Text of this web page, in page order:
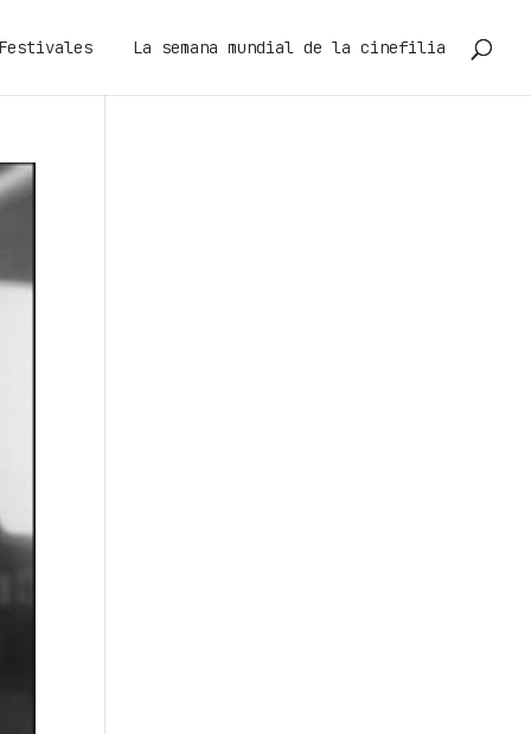
Festivales La semana mundial de la cinefilia